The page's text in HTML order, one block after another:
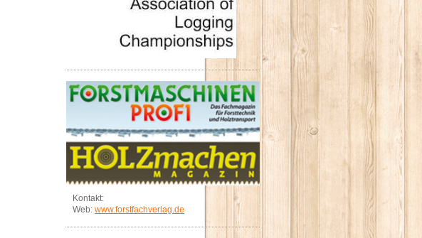
Kontakt:
Web: www.forstfachverlag.de